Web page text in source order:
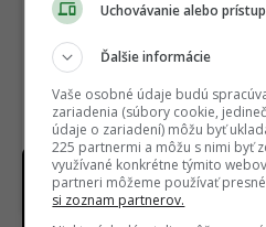
Nedocenený klenot
dabingom. Na jednom
Uchovávanie alebo
Ďalšie informácie
Vaše osobné údaje budú
zariadenia (súbory cookie,
údaje o zariadení) môžu byť
225 partnermi a môžu s nimi byť
využívané konkrétne týmito
partneri môžeme používať
si zoznam partnerov.